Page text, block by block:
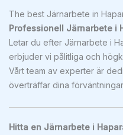
The best Järnarbete in
Professionell Järnarbete i
Letar du efter Järnarbete i
erbjuder vi pålitliga och
Vårt team av experter är
överträffar dina
Hitta en Järnarbete i